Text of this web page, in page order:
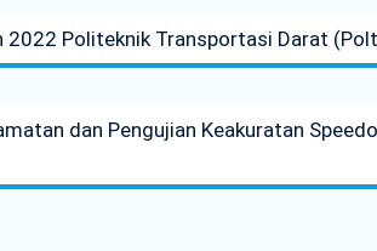
2022 Politeknik Transportasi Darat
dan Pengujian Keakuratan